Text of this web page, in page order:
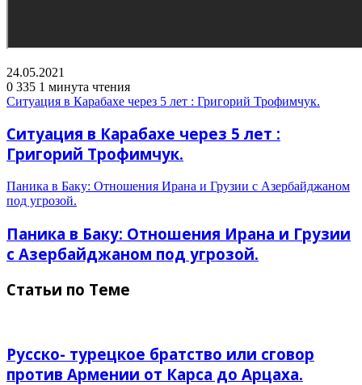
24.05.2021
0 335 1 минута чтения
Ситуация в Карабахе через 5 лет : Григорий Трофимчук.
Ситуация в Карабахе через 5 лет :
Григорий Трофимчук.
Паника в Баку: Отношения Ирана и Грузии с Азербайджаном
под угрозой.
Паника в Баку: Отношения Ирана и Грузии
с Азербайджаном под угрозой.
Статьи по Теме
Русско- турецкое братство или сговор
против Армении от Карса до Арцаха.